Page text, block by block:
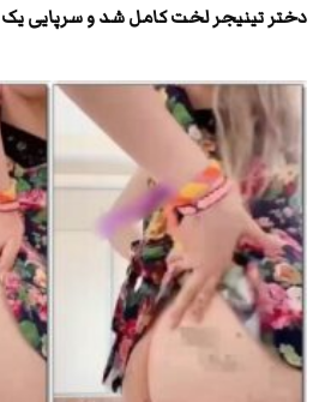
دختر تینیجر لخت کامل شد و سرپایی